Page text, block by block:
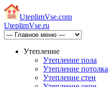
UteplimVse.com
UteplimVse.ru
Утепление
Утепление пола
Утепление потолка
Утепление стен